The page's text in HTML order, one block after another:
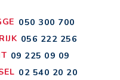
050 300 700
056 222 256
09 225 09 09
02 540 20 20